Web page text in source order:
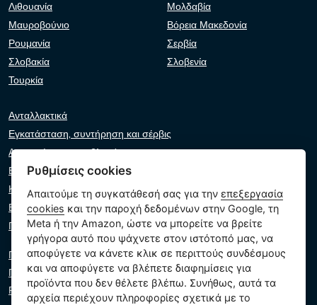
Λιθουανία
Μολδαβία
Μαυροβούνιο
Βόρεια Μακεδονία
Ρουμανία
Σερβία
Σλοβακία
Σλοβενία
Τουρκία
Ανταλλακτικά
Εγκατάσταση, συντήρηση και σέρβις
Αντιμετώπιση προβλημάτων
Εγγυήσεις και αξιώσεις
Κατάλογος λιανοπωλητών
Εικονικός βοηθός
Γράψτε μας
Πολιτική απορρήτου
Πολιτική cookie
Ρυθμίσεις cookies
Ρυθμίσεις cookies
Απαιτούμε τη συγκατάθεσή σας για τηνεπεξεργασία
cookies και την παροχή δεδομένων στην Google, τη
Meta ή την Amazon, ώστε να μπορείτε να βρείτε
γρήγορα αυτό που ψάχνετε στον ιστότοπό μας, να
αποφύγετε να κάνετε κλικ σε περιττούς συνδέσμους
και να αποφύγετε να βλέπετε διαφημίσεις για
προϊόντα που δεν θέλετε βλέπω. Συνήθως, αυτά τα
αρχεία περιέχουν πληροφορίες σχετικά με το